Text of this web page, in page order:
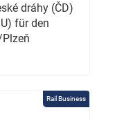
dráhy (ČD)
für den
Rail Business